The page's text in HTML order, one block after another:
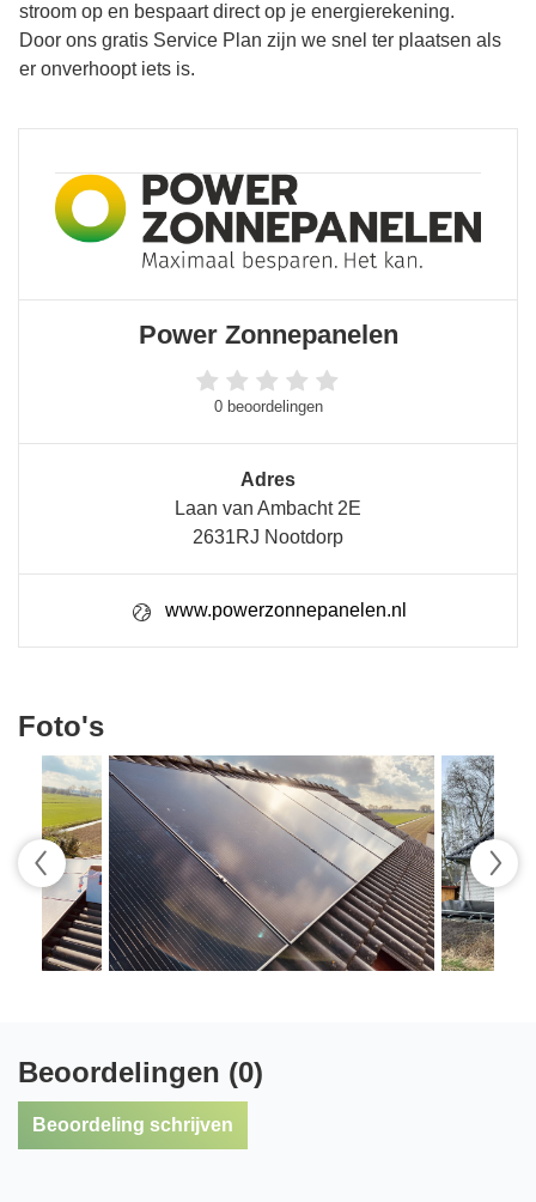
stroom op en bespaart direct op je energierekening.
Door ons gratis Service Plan zijn we snel ter plaatsen als
er onverhoopt iets is.
Power Zonnepanelen
0 beoordelingen
Adres
Laan van Ambacht 2E
2631RJ Nootdorp
www.powerzonnepanelen.nl
Foto's
Beoordelingen (0)
Beoordeling schrijven